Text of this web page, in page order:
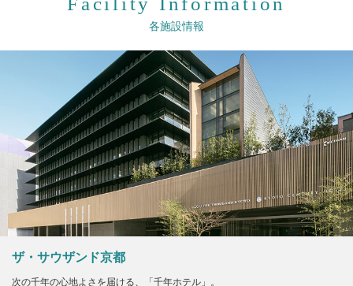
各施設情報
ザ・サウザンド京都
次の千年の心地よさを届ける、「千年ホテル」。